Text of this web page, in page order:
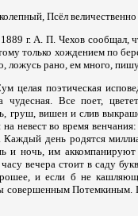
Псёл
г. А. П. Чехов сообщал,
только хождением по
ложусь рано, ем много,
целая поэтическая
чудесная. Все поет,
груш, вишен и слив
невест во время
день родятся
и ночь, им
вечера стоит в саду
и если б не
совершенным Потемкиным.